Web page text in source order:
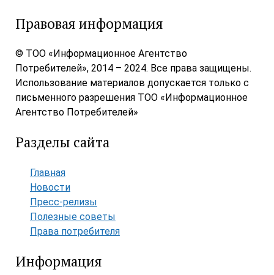
Правовая информация
© ТОО «Информационное Агентство
Потребителей», 2014 – 2024. Все права защищены.
Использование материалов допускается только с
письменного разрешения ТОО «Информационное
Агентство Потребителей»
Разделы сайта
Главная
Новости
Пресс-релизы
Полезные советы
Права потребителя
Информация